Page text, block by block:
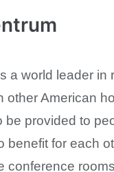
a world leader
American
provided to
for each